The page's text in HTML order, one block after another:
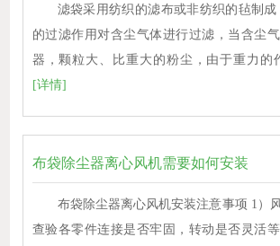
滤袋采用纺织的滤布或非纺织的毡制
的过滤作用对含尘气体进行过滤，当含尘
器，颗粒大、比重大的粉尘，由于重力的
[详情]
布袋除尘器离心风机需要如何安装
布袋除尘器离心风机安装注意事项 1）
查验各零件连接是否牢固，转动是否灵活